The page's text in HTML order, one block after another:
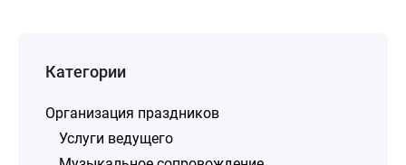
Категории
Организация праздников
Услуги ведущего